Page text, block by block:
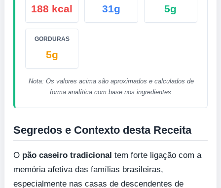
188 kcal 31g 5g
GORDURAS
5g
Nota: Os valores acima são aproximados e calculados de
forma analítica com base nos ingredientes.
Segredos e Contexto desta Receita
O pão caseiro tradicional tem forte ligação com a
memória afetiva das famílias brasileiras,
especialmente nas casas de descendentes de